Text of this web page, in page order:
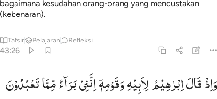
bagaimana kesudahan orang-orang yang mendustakan
(kebenaran).
Tafsir Pelajaran Refleksi
43:26
واذ قال ابراهيم لابيه وقومه انني براء مما تعبدون ٢٦
وَإِذْ قَالَ إِبْرَٰهِيمُ لِأَبِيهِ وَقَوْمِهِۦٓ إِنَّنِى بَرَآءٌۭ مِّمَّا تَعْبُدُونَ ٢٦
وَاِذْقَالَاِبْرٰهِیْمُلِاَبِیْهِوَقَوْمِهٖۤاِنَّنِیْبَرَآءٌمِّمَّاتَعْبُدُوْنَ